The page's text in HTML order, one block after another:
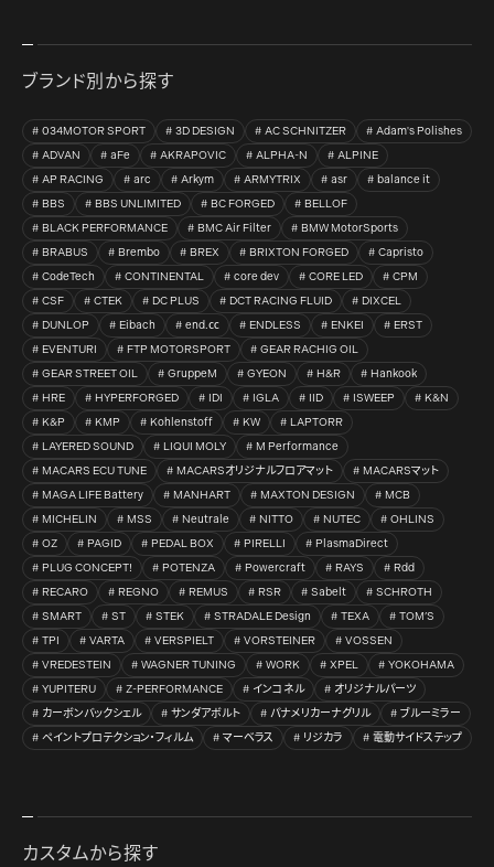
ブランド別から探す
034MOTOR SPORT 3D DESIGN AC SCHNITZER
Adam's Polishes
ADVAN
aFe AKRAPOVIC ALPHA-N
ALPINE
AP RACING
arc Arkym ARMYTRIX asr
balance it
BBS
BBS UNLIMITED BC FORGED
BELLOF
BLACK PERFORMANCE
BMC Air Filter
BMW MotorSports
BRABUS
Brembo BREX BRIXTON FORGED
Capristo
CodeTech
CONTINENTAL core dev CORE LED
CPM
CSF
CTEK DC PLUS DCT RACING FLUID
DIXCEL
DUNLOP
Eibach end.㏄ ENDLESS ENKEI
ERST
EVENTURI
FTP MOTORSPORT
GEAR RACHIG OIL
GEAR STREET OIL
GruppeM GYEON H&R
Hankook
HRE
HYPERFORGED IDI IGLA IID ISWEEP
K&N
K&P
KMP Kohlenstoff KW
LAPTORR
LAYERED SOUND
LIQUI MOLY
M Performance
MACARS ECU TUNE
MACARSオリジナルフロアマット
MACARSマット
MAGA LIFE Battery
MANHART MAXTON DESIGN
MCB
MICHELIN
MSS Neutrale NITTO NUTEC
OHLINS
OZ
PAGID PEDAL BOX PIRELLI
PlasmaDirect
PLUG CONCEPT!
POTENZA Powercraft RAYS
Rdd
RECARO
REGNO REMUS RSR Sabelt
SCHROTH
SMART
ST STEK STRADALE Design TEXA
TOM’S
TPI
VARTA VERSPIELT VORSTEINER
VOSSEN
VREDESTEIN
WAGNER TUNING WORK XPEL
YOKOHAMA
YUPITERU
Z-PERFORMANCE インコネル
オリジナルパーツ
カーボンバックシェル
サンダアボルト パナメリカーナグリル
ブルーミラー
ペイントプロテクション・フィルム
マーベラス リジカラ 電動サイドステップ
カスタムから探す